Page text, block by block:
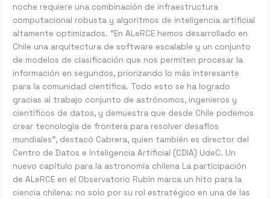
noche requiere una combinación de infraestructura
computacional robusta y algoritmos de inteligencia artificial
altamente optimizados. “En ALeRCE hemos desarrollado en
Chile una arquitectura de software escalable y un conjunto
de modelos de clasificación que nos permiten procesar la
información en segundos, priorizando lo más interesante
para la comunidad científica. Todo esto se ha logrado
gracias al trabajo conjunto de astrónomos, ingenieros y
científicos de datos, y demuestra que desde Chile podemos
crear tecnología de frontera para resolver desafíos
mundiales”, destacó Cabrera, quien también es director del
Centro de Datos e Inteligencia Artificial (CDIA) UdeC. Un
nuevo capítulo para la astronomía chilena La participación
de ALeRCE en el Observatorio Rubin marca un hito para la
ciencia chilena: no solo por su rol estratégico en una de las